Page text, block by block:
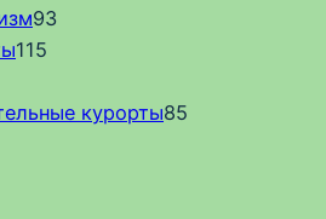
93
115
курорты85